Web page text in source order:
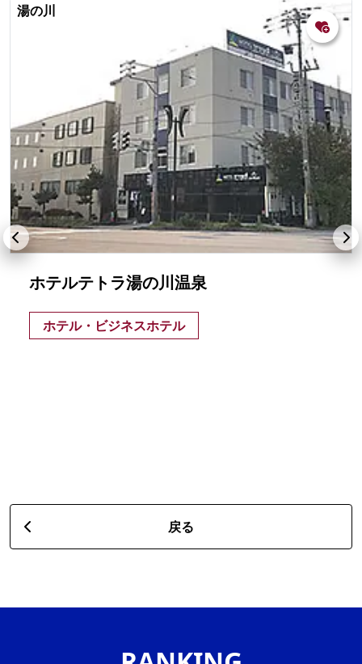
湯の川
ホテルテトラ湯の川温泉
ホテル・ビジネスホテル
戻る